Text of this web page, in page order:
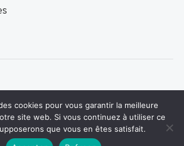
LineThemes. All rights reserved
cookies pour vous garantir la meilleure
site web. Si vous continuez à utiliser ce
que vous en êtes satisfait.